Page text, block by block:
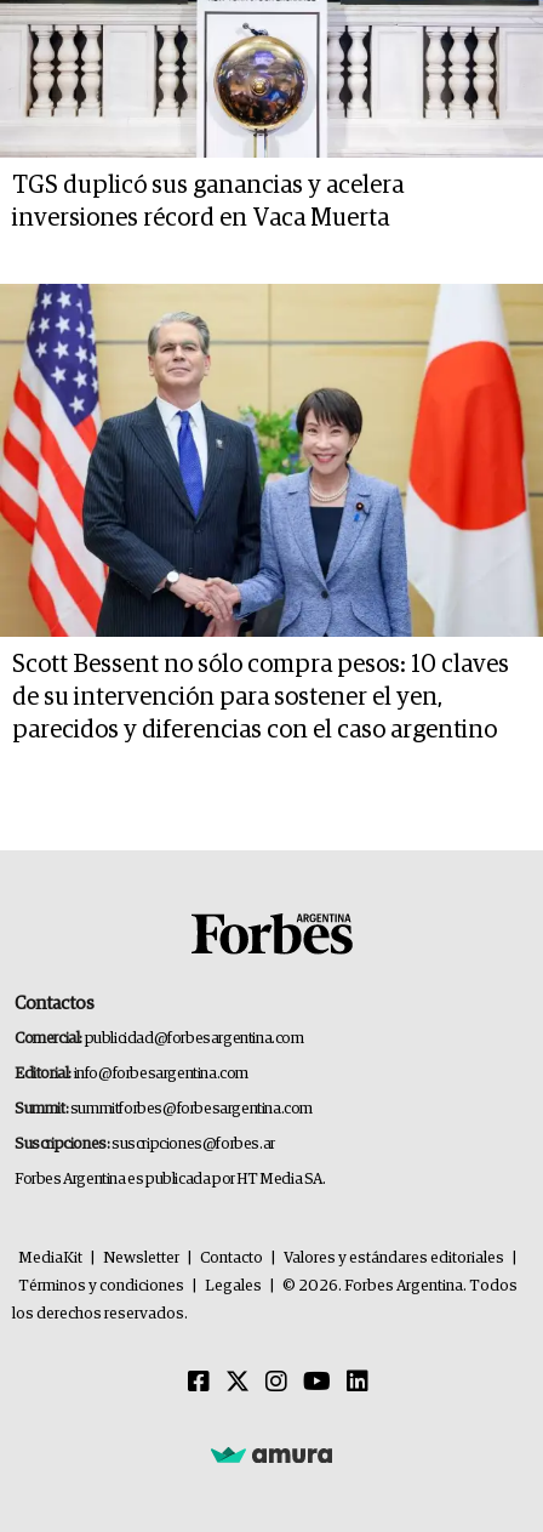
TGS duplicó sus ganancias y acelera
inversiones récord en Vaca Muerta
Scott Bessent no sólo compra pesos: 10 claves
de su intervención para sostener el yen,
parecidos y diferencias con el caso argentino
Contactos
Comercial:publicidad@forbesargentina.com
Editorial:info@forbesargentina.com
Summit:summitforbes@forbesargentina.com
Suscripciones:suscripciones@forbes.ar
Forbes Argentina es publicada por HT Media SA.
MediaKit Newsletter Contacto Valores y estándares editoriales
Términos y condiciones
Legales
© 2026. Forbes Argentina. Todos
los derechos reservados.